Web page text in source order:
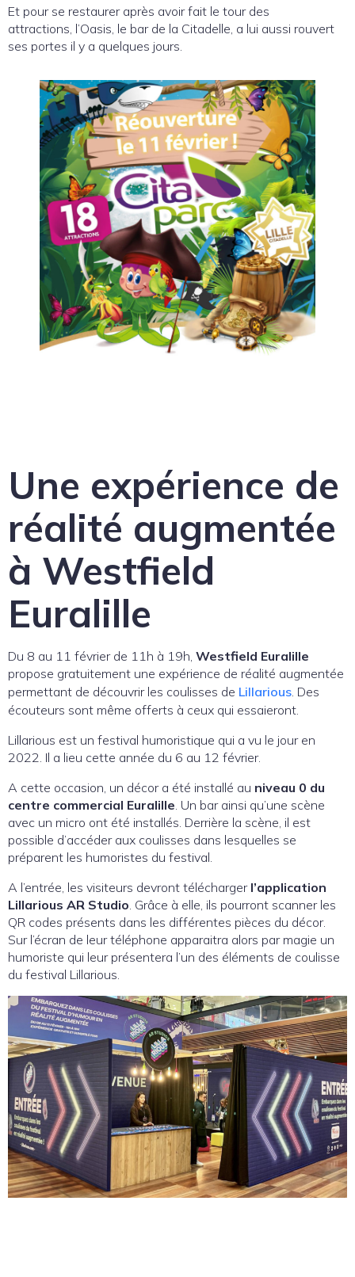
Et pour se restaurer après avoir fait le tour des
attractions, l’Oasis, le bar de la Citadelle, a lui aussi rouvert
ses portes il y a quelques jours.
Une expérience de
réalité augmentée
à Westfield
Euralille
Du 8 au 11 février de 11h à 19h, Westfield Euralille
propose gratuitement une expérience de réalité augmentée
permettant de découvrir les coulisses de Lillarious . Des
écouteurs sont même offerts à ceux qui essaieront.
Lillarious est un festival humoristique qui a vu le jour en
2022. Il a lieu cette année du 6 au 12 février.
A cette occasion, un décor a été installé au niveau 0 du
centre commercial Euralille . Un bar ainsi qu’une scène
avec un micro ont été installés. Derrière la scène, il est
possible d’accéder aux coulisses dans lesquelles se
préparent les humoristes du festival.
A l’entrée, les visiteurs devront télécharger l’application
Lillarious AR Studio . Grâce à elle, ils pourront scanner les
QR codes présents dans les différentes pièces du décor.
Sur l’écran de leur téléphone apparaitra alors par magie un
humoriste qui leur présentera l’un des éléments de coulisse
du festival Lillarious.